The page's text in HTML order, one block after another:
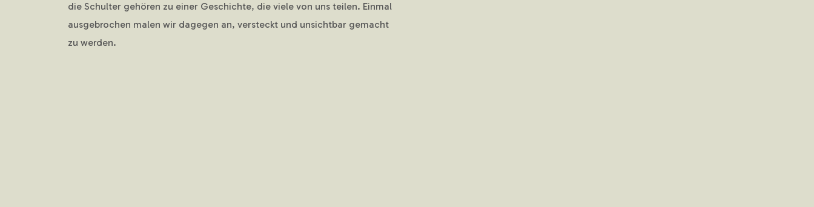
die Schulter gehören zu einer Geschichte, die viele von uns teilen. Einmal
ausgebrochen malen wir dagegen an, versteckt und unsichtbar gemacht
zu werden.